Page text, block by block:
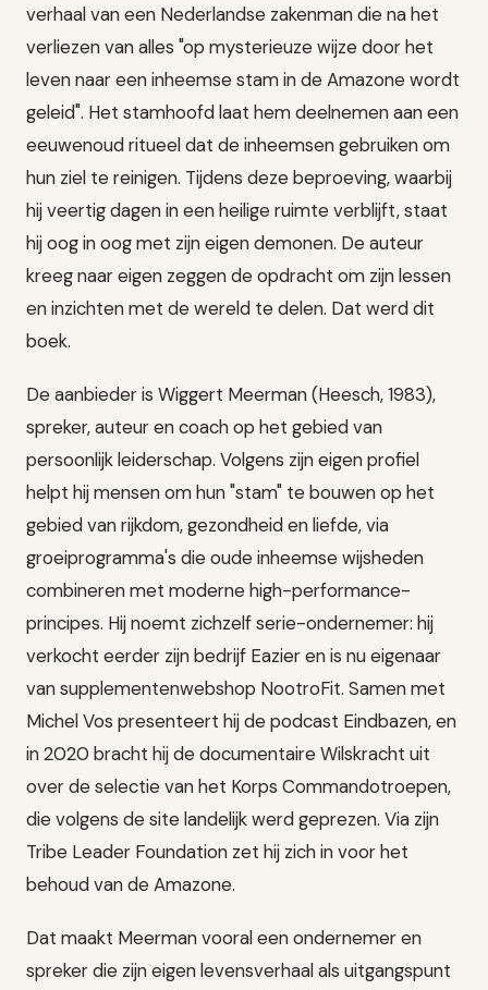
verhaal van een Nederlandse zakenman die na het
verliezen van alles "op mysterieuze wijze door het
leven naar een inheemse stam in de Amazone wordt
geleid". Het stamhoofd laat hem deelnemen aan een
eeuwenoud ritueel dat de inheemsen gebruiken om
hun ziel te reinigen. Tijdens deze beproeving, waarbij
hij veertig dagen in een heilige ruimte verblijft, staat
hij oog in oog met zijn eigen demonen. De auteur
kreeg naar eigen zeggen de opdracht om zijn lessen
en inzichten met de wereld te delen. Dat werd dit
boek.
De aanbieder is Wiggert Meerman (Heesch, 1983),
spreker, auteur en coach op het gebied van
persoonlijk leiderschap. Volgens zijn eigen profiel
helpt hij mensen om hun "stam" te bouwen op het
gebied van rijkdom, gezondheid en liefde, via
groeiprogramma's die oude inheemse wijsheden
combineren met moderne high-performance-
principes. Hij noemt zichzelf serie-ondernemer: hij
verkocht eerder zijn bedrijf Eazier en is nu eigenaar
van supplementenwebshop NootroFit. Samen met
Michel Vos presenteert hij de podcast Eindbazen, en
in 2020 bracht hij de documentaire Wilskracht uit
over de selectie van het Korps Commandotroepen,
die volgens de site landelijk werd geprezen. Via zijn
Tribe Leader Foundation zet hij zich in voor het
behoud van de Amazone.
Dat maakt Meerman vooral een ondernemer en
spreker die zijn eigen levensverhaal als uitgangspunt